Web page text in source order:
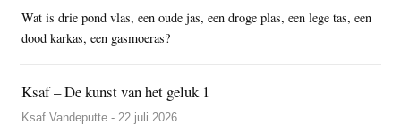
Wat is drie pond vlas, een oude jas, een droge plas, een lege tas, een
dood karkas, een gasmoeras?
Ksaf – De kunst van het geluk 1
Ksaf Vandeputte - 22 juli 2026